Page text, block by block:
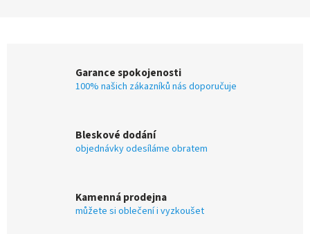
Garance spokojenosti
100% našich zákazníků nás doporučuje
Bleskové dodání
objednávky odesíláme obratem
Kamenná prodejna
můžete si oblečení i vyzkoušet